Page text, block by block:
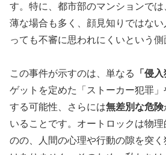
す。特に、都市部のマンションで
薄な場合も多く、顔見知りではな
っても不審に思われにくいという側
この事件が示すのは、単なる 「侵入
ゲットを定めた「ストーカー犯罪
する可能性、さらには無差別な危険
いることです。オートロックは物
のの、人間の心理や行動の隙を突